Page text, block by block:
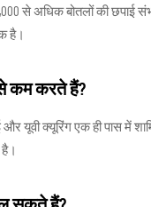
से अधिक बोतलों की छपाई
है।
कम करते हैं?
और यूवी क्यूरिंग एक ही पास में